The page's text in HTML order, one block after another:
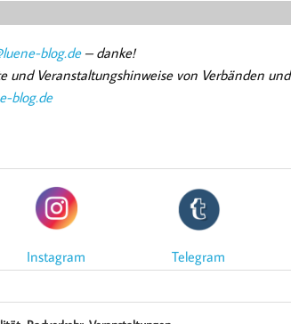
blog.de– danke!
Veranstaltungshinweise von Verbänden und
blog.de
Instagram Telegram